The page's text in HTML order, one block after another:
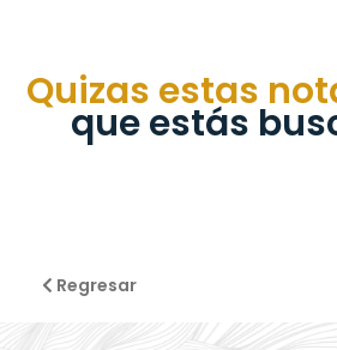
Quizas estas
que estás
Regresar